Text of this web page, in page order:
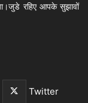
रहिए आपके सुझावों
Twitter